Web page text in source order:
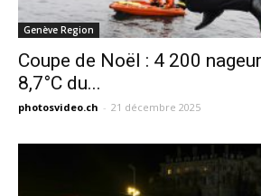
Genève Region
Coupe de Noël : 4 200
8,7°C du...
photosvideo.ch - 21 décembre 2025